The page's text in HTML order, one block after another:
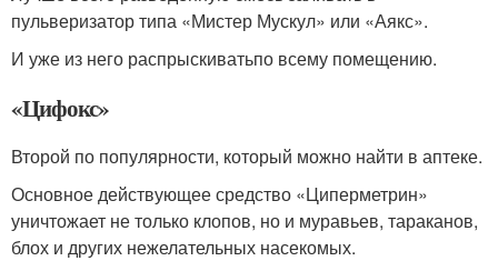
пульверизатор типа «Мистер Мускул» или «Аякс».
И уже из него распрыскиватьпо всему помещению.
«Цифокс»
Второй по популярности, который можно найти в аптеке.
Основное действующее средство «Циперметрин»
уничтожает не только клопов, но и муравьев, тараканов,
блох и других нежелательных насекомых.